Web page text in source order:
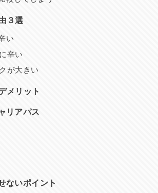
３選
い
辛い
が大きい
メリット
リアパス
ないポイント